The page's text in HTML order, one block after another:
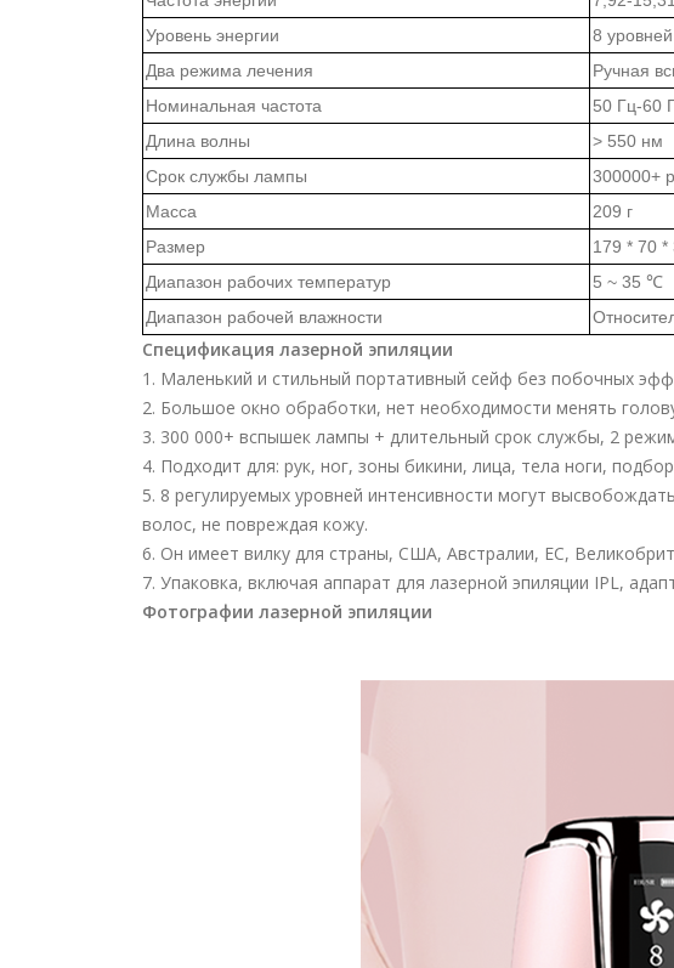
Уровень энергии
8
Два режима лечения
Ручная
Номинальная частота
50 Гц-60
Длина волны
> 550 нм
Срок службы лампы
300000+
Масса
209 г
Размер
179 * 70
Диапазон рабочих температур
5 ~ 35 ℃
Диапазон рабочей влажности
Спецификация лазерной эпиляции
1. Маленький и стильный портативный сейф без побочных
2. Большое окно обработки, нет необходимости менять
3. 300 000+ вспышек лампы + длительный срок службы, 2
4. Подходит для: рук, ног, зоны бикини, лица, тела ноги,
5. 8 регулируемых уровней интенсивности могут
волос, не повреждая кожу.
6. Он имеет вилку для страны, США, Австралии, ЕС,
7. Упаковка, включая аппарат для лазерной эпиляции IPL,
Фотографии лазерной эпиляции